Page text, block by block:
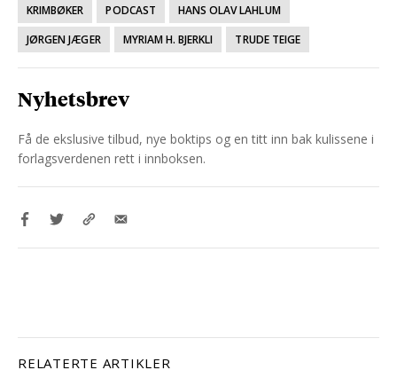
KRIMBØKER PODCAST
HANS OLAV LAHLUM
JØRGEN JÆGER
MYRIAM H. BJERKLI TRUDE TEIGE
Nyhetsbrev
Få de ekslusive tilbud, nye boktips og en titt inn bak kulissene i
forlagsverdenen rett i innboksen.
RELATERTE ARTIKLER